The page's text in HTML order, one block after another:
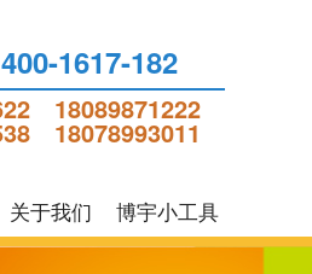
1617-182
18089871222
18078993011
关于我们 博宇小工具